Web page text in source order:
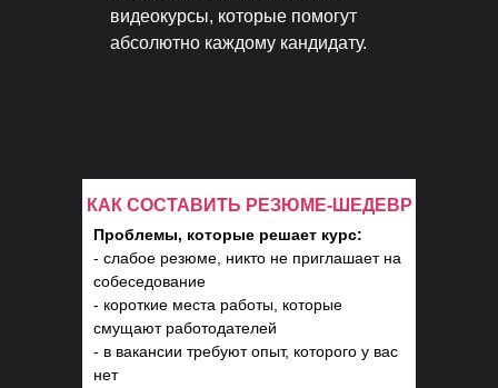
видеокурсы, которые помогут
абсолютно каждому кандидату.
КАК СОСТАВИТЬ РЕЗЮМЕ-ШЕДЕВР
Проблемы, которые решает курс:
- слабое резюме, никто не приглашает на
собеседование
- короткие места работы, которые
смущают работодателей
- в вакансии требуют опыт, которого у вас
нет